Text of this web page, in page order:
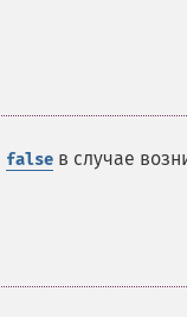
false в случае